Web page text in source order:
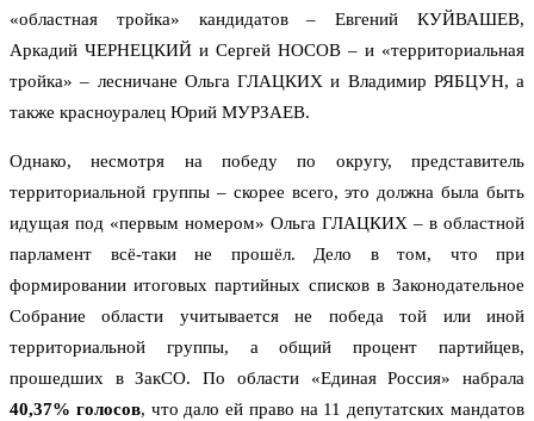
«областная тройка» кандидатов – Евгений КУЙВАШЕВ,
Аркадий ЧЕРНЕЦКИЙ и Сергей НОСОВ – и «территориальная
тройка» – лесничане Ольга ГЛАЦКИХ и Владимир РЯБЦУН, а
также красноуралец Юрий МУРЗАЕВ.
Однако, несмотря на победу по округу, представитель
территориальной группы – скорее всего, это должна была быть
идущая под «первым номером» Ольга ГЛАЦКИХ – в областной
парламент всё-таки не прошёл. Дело в том, что при
формировании итоговых партийных списков в Законодательное
Собрание области учитывается не победа той или иной
территориальной группы, а общий процент партийцев,
прошедших в ЗакСО. По области «Единая Россия» набрала
40,37% голосов, что дало ей право на 11 депутатских мандатов